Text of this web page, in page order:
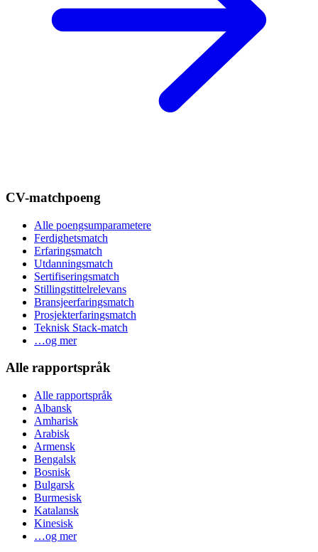
CV-matchpoeng
Alle poengsumparametere
Ferdighetsmatch
Erfaringsmatch
Utdanningsmatch
Sertifiseringsmatch
Stillingstittelrelevans
Bransjeerfaringsmatch
Prosjekterfaringsmatch
Teknisk Stack-match
…og mer
Alle rapportspråk
Alle rapportspråk
Albansk
Amharisk
Arabisk
Armensk
Bengalsk
Bosnisk
Bulgarsk
Burmesisk
Katalansk
Kinesisk
…og mer